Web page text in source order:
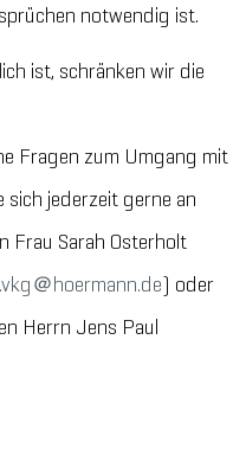
notwendig ist.
ist, schränken wir die
Fragen zum Umgang mit
sich jederzeit gerne an
Frau Sarah Osterholt
＠hoermann.de) oder
Herrn Jens Paul